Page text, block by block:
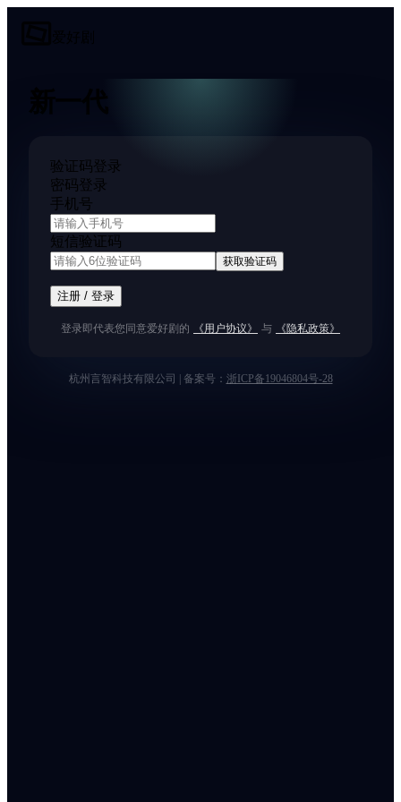
验证码登录
密码登录
手机号
短信验证码
获取验证码
注册 / 登录
登录即代表您同意爱好剧的 《用户协议》 与 《隐私政策》
杭州言智科技有限公司 | 备案号： 浙ICP备19046804号-28